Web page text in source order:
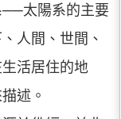
──太陽系的主要
人間、世間、
活居住的地
述。